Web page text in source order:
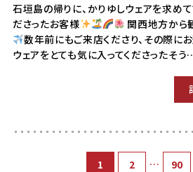
石垣島の帰りに、かりゆしウェアを求め
ださったお客様
関西地方から
数年前にもご来店くださり、その際に
ウェアをとても気に入ってくださったそう
1 2 … 90